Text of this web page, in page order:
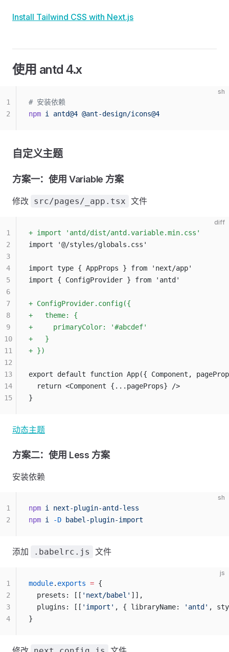
Install Tailwind CSS with Next.js
使用 antd 4.x
sh
# 安装依赖
npm i antd@4 @ant-design/icons@4
1
2
自定义主题
方案一：使用 Variable 方案
修改 src/pages/_app.tsx 文件
diff
+ import 'antd/dist/antd.variable.min.css'
import '@/styles/globals.css'
import type { AppProps } from 'next/app'
import { ConfigProvider } from 'antd'
+ ConfigProvider.config({
+   theme: {
+     primaryColor: '#abcdef'
+   }
+ })
export default function App({ Component,
  return <Component {...pageProps} />
}
1
2
3
4
5
6
7
8
9
10
11
12
13
14
15
动态主题
方案二：使用 Less 方案
安装依赖
sh
npm i
next-plugin-antd-less
npm i -D babel-plugin-import
1
2
添加 .babelrc.js 文件
js
module. exports = {
  presets: [[
'next/babel' ]],
  plugins: [[
'import' , { libraryName: 'antd' ,
}
1
2
3
4